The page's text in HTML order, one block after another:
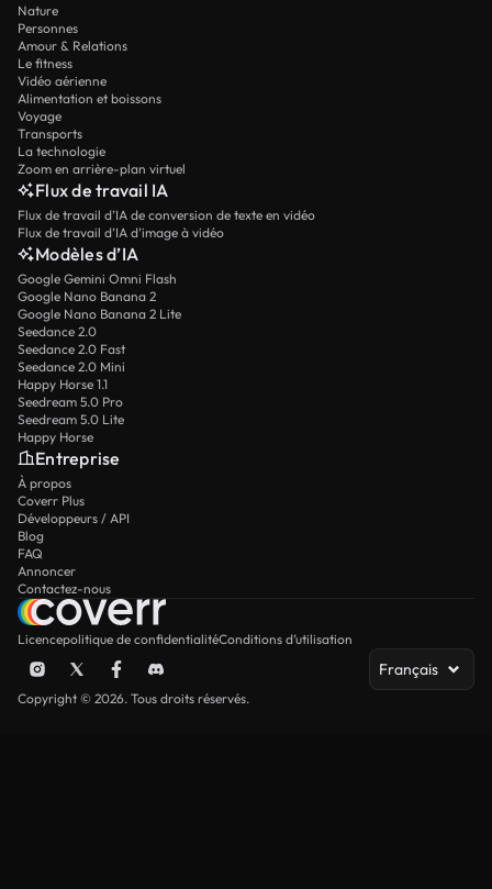
Nature
Personnes
Amour & Relations
Le fitness
Vidéo aérienne
Alimentation et boissons
Voyage
Transports
La technologie
Zoom en arrière-plan virtuel
Flux de travail IA
Flux de travail d’IA de conversion de texte en vidéo
Flux de travail d’IA d’image à vidéo
Modèles d’IA
Google Gemini Omni Flash
Google Nano Banana 2
Google Nano Banana 2 Lite
Seedance 2.0
Seedance 2.0 Fast
Seedance 2.0 Mini
Happy Horse 1.1
Seedream 5.0 Pro
Seedream 5.0 Lite
Happy Horse
Entreprise
À propos
Coverr Plus
Développeurs / API
Blog
FAQ
Annoncer
Contactez-nous
Licencepolitique de confidentialitéConditions d’utilisation
Français
Copyright © 2026. Tous droits réservés.